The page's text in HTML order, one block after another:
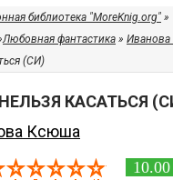
библиотека "MoreKnig.org" »
Любовная фантастика »
(СИ)
КАСАТЬСЯ
Ксюша
10.00